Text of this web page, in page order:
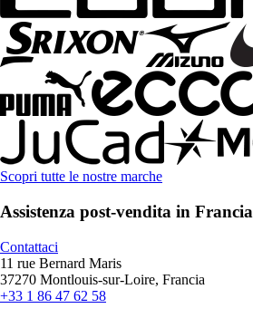
Scopri tutte le nostre marche
Assistenza post-vendita in Francia
Contattaci
11 rue Bernard Maris
37270 Montlouis-sur-Loire, Francia
+33 1 86 47 62 58